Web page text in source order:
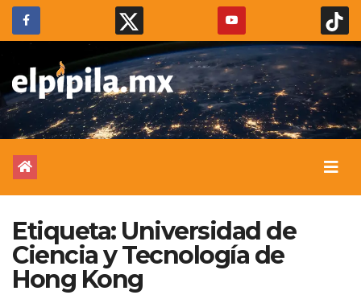
Etiqueta: Universidad de
Ciencia y Tecnología de
Hong Kong